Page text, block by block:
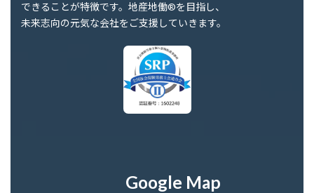
できることが特徴です。地産地働®を目指し、
未来志向の元気な会社をご支援していきます。
Google Map